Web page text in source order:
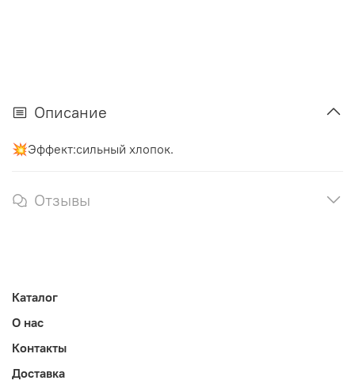
Описание
💥Эффект:сильный хлопок.
Отзывы
Каталог
О нас
Контакты
Доставка